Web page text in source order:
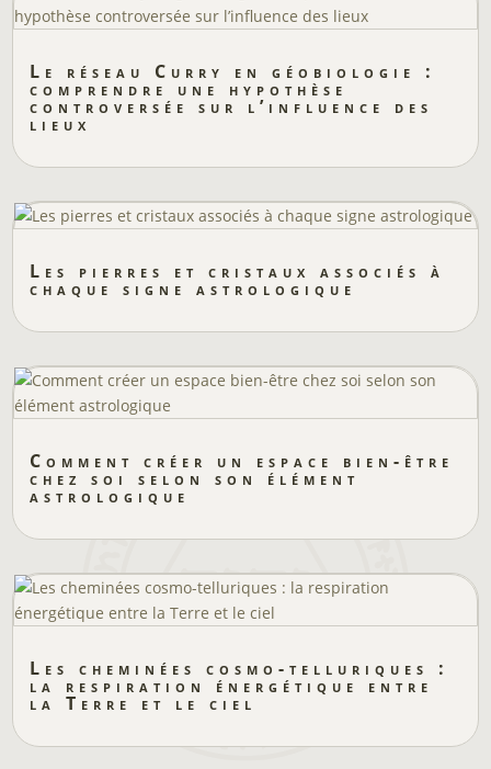
Le réseau Curry en géobiologie :
comprendre une hypothèse
controversée sur l’influence des
lieux
Les pierres et cristaux associés à
chaque signe astrologique
Comment créer un espace bien-être
chez soi selon son élément
astrologique
Les cheminées cosmo-telluriques :
la respiration énergétique entre
la Terre et le ciel